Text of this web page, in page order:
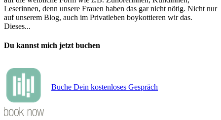
Leserinnen, denn unsere Frauen haben das gar nicht nötig. Nicht nur
auf unserem Blog, auch im Privatleben boykottieren wir das.
Dieses...
Du kannst mich jetzt buchen
Buche Dein kostenloses Gespräch